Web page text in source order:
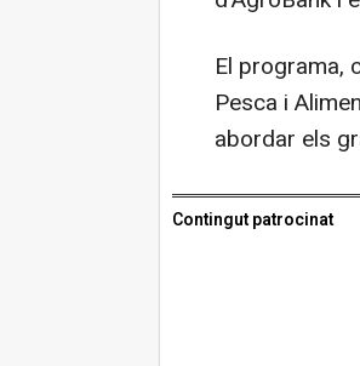
El programa,
Pesca i
abordar els
Contingut patrocinat